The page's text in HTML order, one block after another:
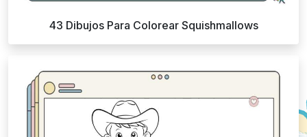
43 Dibujos Para Colorear Squishmallows